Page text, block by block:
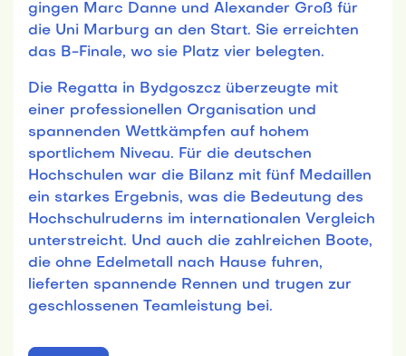
gingen Marc Danne und Alexander Groß für
die Uni Marburg an den Start. Sie erreichten
das B-Finale, wo sie Platz vier belegten.
Die Regatta in Bydgoszcz überzeugte mit
einer professionellen Organisation und
spannenden Wettkämpfen auf hohem
sportlichem Niveau. Für die deutschen
Hochschulen war die Bilanz mit fünf Medaillen
ein starkes Ergebnis, was die Bedeutung des
Hochschulruderns im internationalen Vergleich
unterstreicht. Und auch die zahlreichen Boote,
die ohne Edelmetall nach Hause fuhren,
lieferten spannende Rennen und trugen zur
geschlossenen Teamleistung bei.